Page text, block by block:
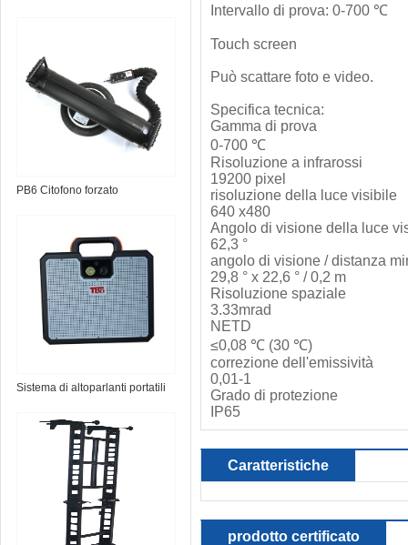
PB6 Citofono forzato
Sistema di altoparlanti portatili
Intervallo di prova: 0-700 ℃
Touch screen
Può scattare foto e video.
Specifica tecnica:
Gamma di prova
0-700 ℃
Risoluzione a infrarossi
19200 pixel
risoluzione della luce visibile
640 x480
Angolo di visione della luce
62,3 °
angolo di visione / distanza
29,8 ° x 22,6 ° / 0,2 m
Risoluzione spaziale
3.33mrad
NETD
≤0,08 ℃ (30 ℃)
correzione dell'emissività
0,01-1
Grado di protezione
IP65
Caratteristiche
prodotto certificato